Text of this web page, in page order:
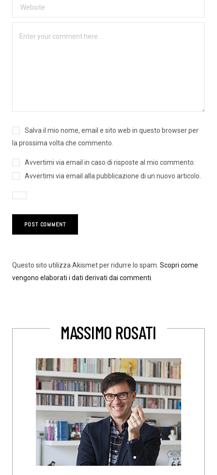
Salva il mio nome, email e sito web in questo browser per
la prossima volta che commento.
Avvertimi via email in caso di risposte al mio commento.
Avvertimi via email alla pubblicazione di un nuovo articolo.
Questo sito utilizza Akismet per ridurre lo spam. Scopri come
vengono elaborati i dati derivati dai commenti.
MASSIMO ROSATI